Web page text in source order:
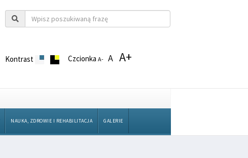
Kontrast CzcionkaA- A A+
NAUKA, ZDROWIE I REHABILITACJA GALERIE